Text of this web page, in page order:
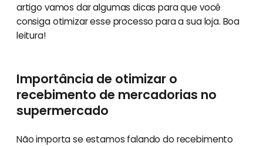
artigo vamos dar algumas dicas para que você
consiga otimizar esse processo para a sua loja. Boa
leitura!
Importância de otimizar o
recebimento de mercadorias no
supermercado
Não importa se estamos falando do recebimento